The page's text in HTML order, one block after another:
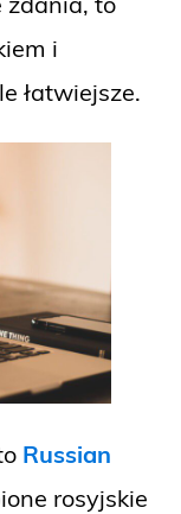
i
łatwiejsze.
Russian
rosyjskie